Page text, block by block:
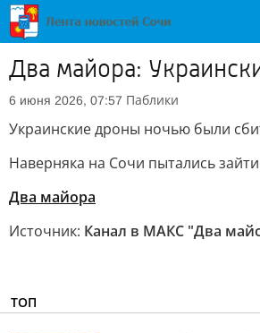
Два майора:
6 июня 2026, 07:57 Паблики
Украинские дроны ночью были
Наверняка на Сочи пытались
Два майора
Источник: Канал в МАКС "Два
ТОП